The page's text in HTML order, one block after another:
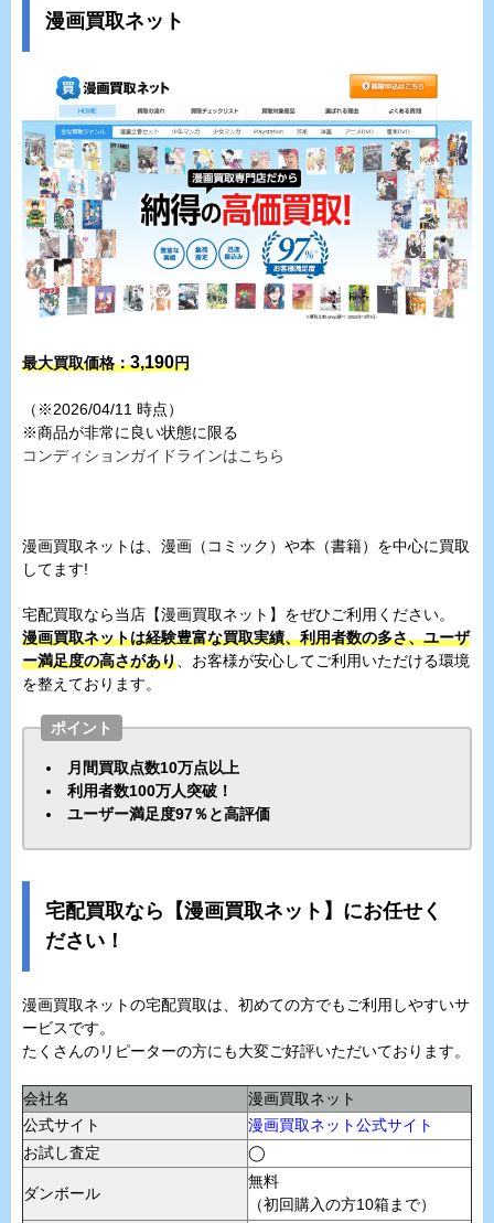
漫画買取ネット
最大買取価格：3,190円
（※2026/04/11 時点）
※商品が非常に良い状態に限る
コンディションガイドラインはこちら
漫画買取ネットは、漫画（コミック）や本（書籍）を中心に買取
してます!
宅配買取なら当店【漫画買取ネット】をぜひご利用ください。
漫画買取ネットは経験豊富な買取実績、利用者数の多さ、ユーザ
ー満足度の高さがあり 、お客様が安心してご利用いただける環境
を整えております。
ポイント
月間買取点数10万点以上
利用者数100万人突破！
ユーザー満足度97％と高評価
宅配買取なら【漫画買取ネット】にお任せく
ださい！
漫画買取ネットの宅配買取は、初めての方でもご利用しやすいサ
ービスです。
たくさんのリピーターの方にも大変ご好評いただいております。
会社名
漫画買取ネット
公式サイト
漫画買取ネット公式サイト
お試し査定
◯
ダンボール
無料
（初回購入の方10箱まで）